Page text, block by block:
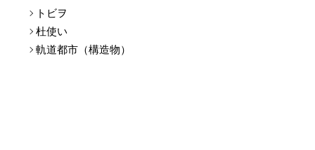
トビヲ
杜使い
軌道都市（構造物）